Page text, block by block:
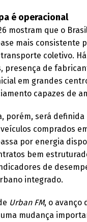
é operacional
mostram que o
mais consistente
coletivo.
presença de
em grandes
capazes de
porém, será
comprados
por energia
bem
de
integrado.
Urban FM, o avanço
mudança